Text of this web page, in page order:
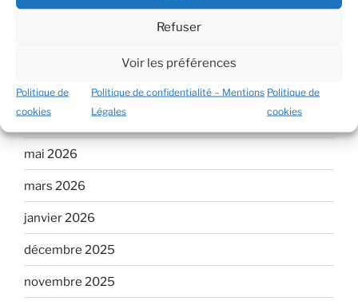
Refuser
Voir les préférences
Politique de
cookies
Politique de confidentialité – Mentions
Légales
Politique de
cookies
Déterminez votre Facteur Obscur
mai 2026
mars 2026
janvier 2026
décembre 2025
novembre 2025